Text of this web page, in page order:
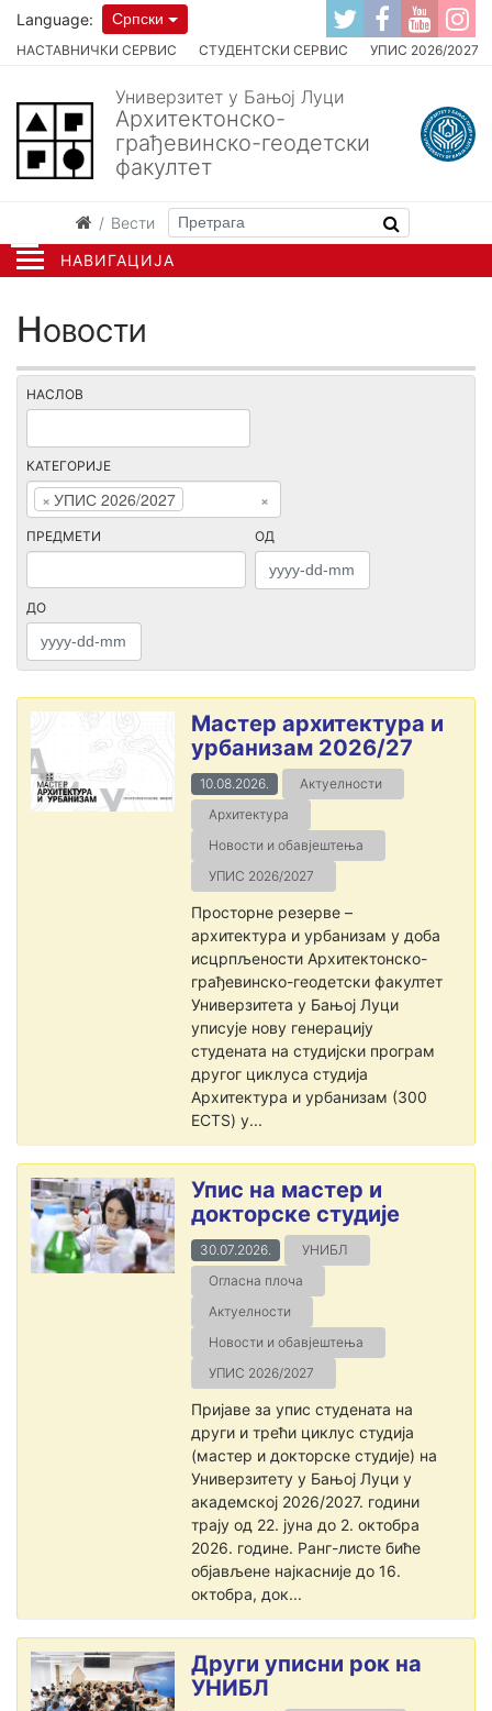
НАВИГАЦИЈА
НАСТАВНИЧКИ СЕРВИС СТУДЕНТСКИ СЕРВИС УПИС 2026/2027
Language: Српски
Универзитет у Бањој Луци
Архитектонско-
грађевинско-геодетски
факултет
Вести
Новости
НАСЛОВ
КАТЕГОРИЈЕ
×
× УПИС 2026/2027
ПРЕДМЕТИ ОД
ДО
Мастер архитектура и
урбанизам 2026/27
10.08.2026.
Актуелности
Архитектура
Новости и обавјештења
УПИС 2026/2027
Просторне резерве –
архитектура и урбанизам у доба
исцрпљености Архитектонско-
грађевинско-геодетски факултет
Универзитета у Бањој Луци
уписује нову генерацију
студената на студијски програм
другог циклуса студија
Архитектура и урбанизам (300
ECTS) у...
Упис на мастер и
докторске студије
30.07.2026.
УНИБЛ
Огласна плоча
Актуелности
Новости и обавјештења
УПИС 2026/2027
Пријаве за упис студената на
други и трећи циклус студија
(мастер и докторске студије) на
Универзитету у Бањој Луци у
академској 2026/2027. години
трају од 22. јуна до 2. октобра
2026. године. Ранг-листе биће
објављене најкасније до 16.
октобра, док...
Други уписни рок на
УНИБЛ